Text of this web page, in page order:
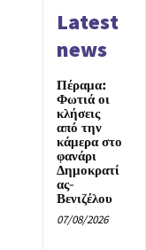
Latest
news
Πέραμα:
Φωτιά οι
κλήσεις
από την
κάμερα στο
φανάρι
Δημοκρατί
ας-
Βενιζέλου
07/08/2026